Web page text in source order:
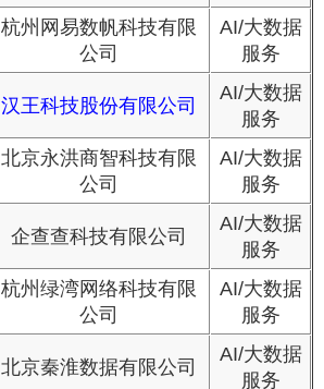
杭州网易数帆科技有限
公司
AI/大数据
服务
汉王科技股份有限公司
AI/大数据
服务
北京永洪商智科技有限
公司
AI/大数据
服务
企查查科技有限公司
AI/大数据
服务
杭州绿湾网络科技有限
公司
AI/大数据
服务
北京秦淮数据有限公司
AI/大数据
服务